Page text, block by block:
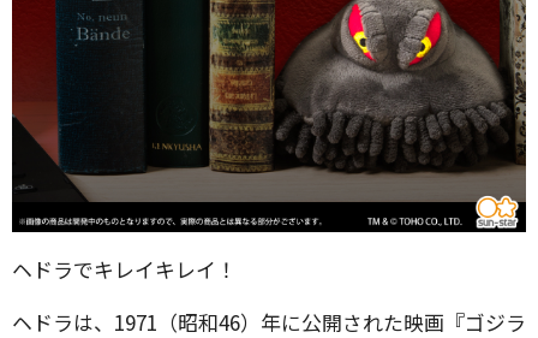
ヘドラでキレイキレイ！
ヘドラは、1971（昭和46）年に公開された映画『ゴジラ